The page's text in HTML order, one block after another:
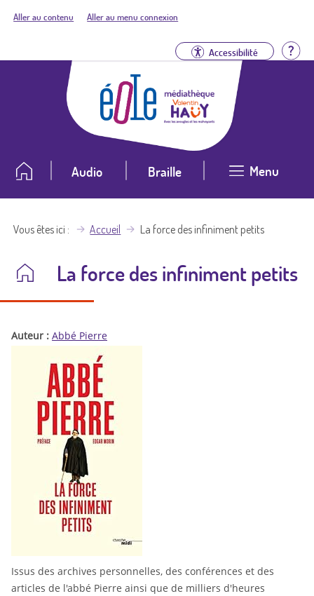
Aller au contenu Aller au menu connexion
Accessibilité
Audio Braille Menu
Vous êtes ici Accueil La force des infiniment petits
La force des infiniment petits
Auteur : Abbé Pierre
Issus des archives personnelles, des conférences et des
articles de l'abbé Pierre ainsi que de milliers d'heures